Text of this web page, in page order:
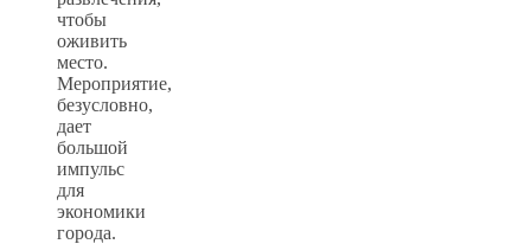
чтобы
оживить
место.
Мероприятие,
безусловно,
дает
большой
импульс
для
экономики
города.